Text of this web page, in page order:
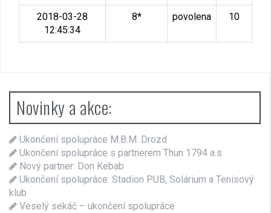
2018-03-28
12:45:34
8* povolena 10
Novinky a akce:
Ukončení spolupráce M.B.M. Drozd
Ukončení spolupráce s partnerem Thun 1794 a.s
Nový partner: Don Kebab
Ukončení spolupráce: Stadion PUB, Solárium a Tenisový
klub
Veselý sekáč – ukončení spolupráce